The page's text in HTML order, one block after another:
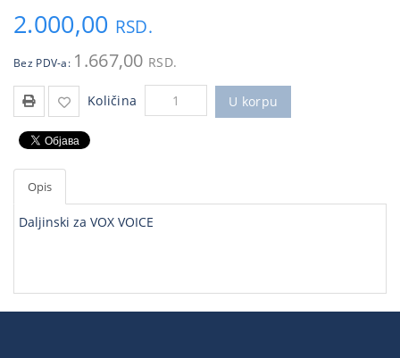
program
2.000,00 RSD.
Bez PDV-a: 1.667,00 RSD.
Količina U korpu
Opis
Daljinski za VOX VOICE